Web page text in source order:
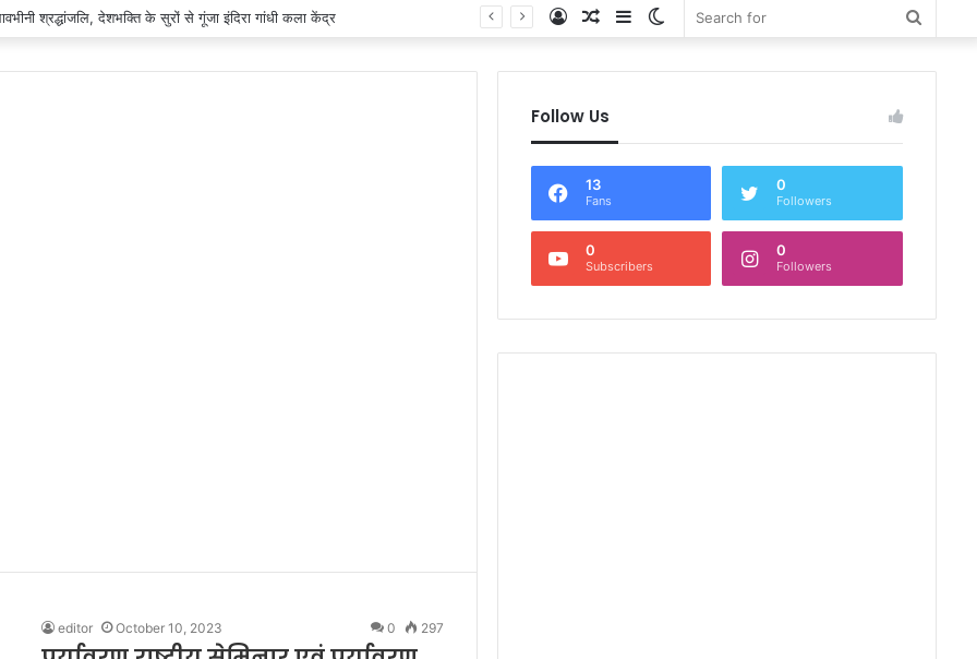
श्रद्धांजलि, देशभक्ति के सुरों से गूंजा इंदिरा गांधी कला केंद्र
Switch
Sidebar
Random
Log
editor October 10, 2023 0 297
Follow Us
13
Fans
0
Followers
0
Subscribers
0
Followers